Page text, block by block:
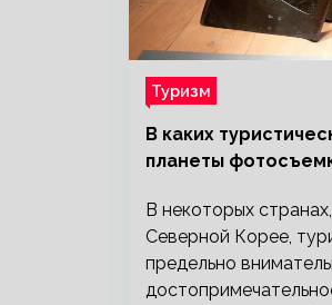
Туризм
В каких
планеты
В некоторых
Северной Корее,
предельно